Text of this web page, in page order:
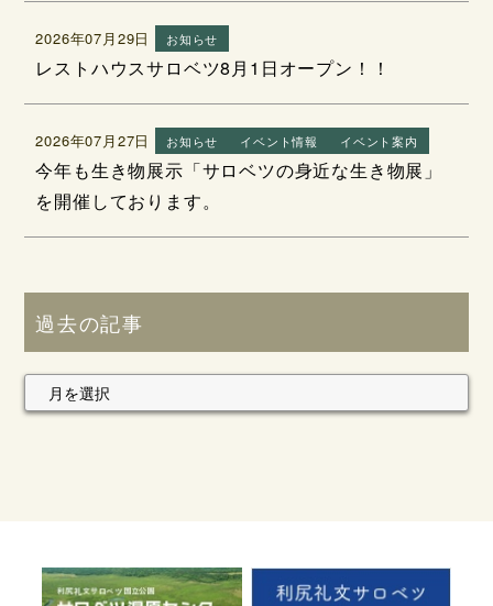
2026年07月29日 お知らせ
レストハウスサロベツ8月1日オープン！！
2026年07月27日 お知らせ イベント情報 イベント案内
今年も生き物展示「サロベツの身近な生き物展」
を開催しております。
過去の記事